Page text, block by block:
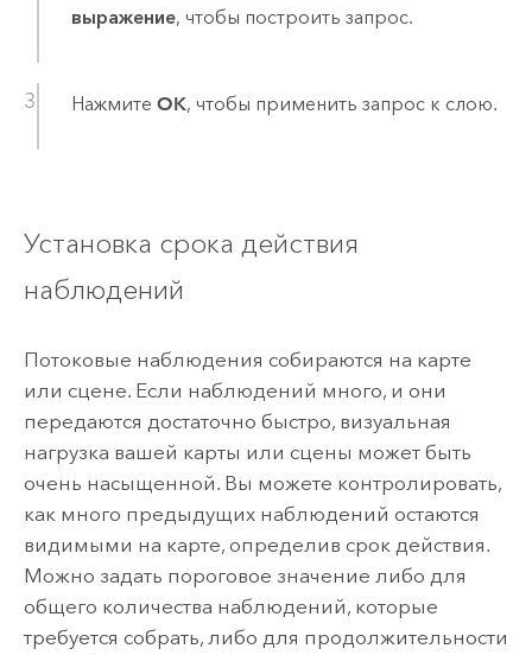
выражение, чтобы построить запрос.
Нажмите OK, чтобы применить запрос к слою.
Установка срока действия
наблюдений
Потоковые наблюдения собираются на карте
или сцене. Если наблюдений много, и они
передаются достаточно быстро, визуальная
нагрузка вашей карты или сцены может быть
очень насыщенной. Вы можете контролировать,
как много предыдущих наблюдений остаются
видимыми на карте, определив срок действия.
Можно задать пороговое значение либо для
общего количества наблюдений, которые
требуется собрать, либо для продолжительности